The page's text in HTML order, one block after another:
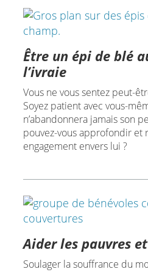
Être un épi de blé
l’ivraie
Vous ne vous sentez peut-
Soyez patient avec vous-
n’abandonnera jamais son
pouvez-vous approfondir et
engagement envers lui ?
Aider les pauvres
Soulager la souffrance du